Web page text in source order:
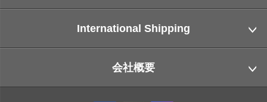
International Shipping
会社概要